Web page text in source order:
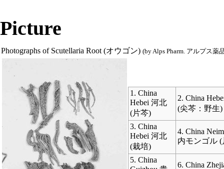
Picture
Photographs of Scutellaria Root (オウゴン) (byAlps Pharm. アルプス薬
1. China
Hebei 河北
(片芩)
2. China
(尖芩：野生)
3. China
Hebei 河北
(栽培)
4. China
内モンゴル (
5. China
6. China